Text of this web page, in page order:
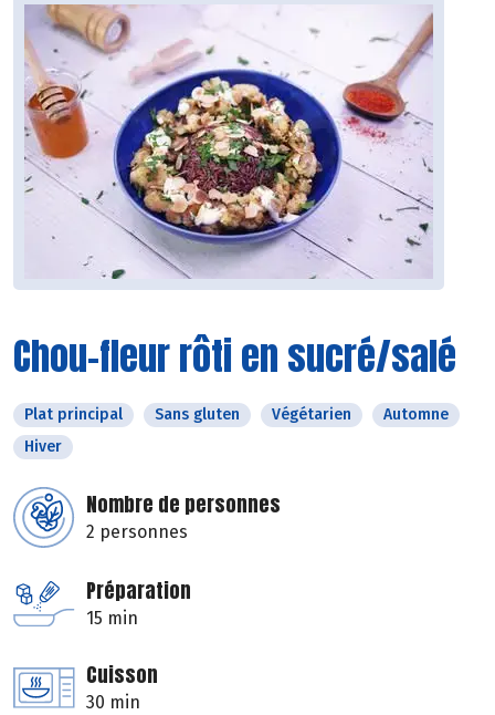
Chou-fleur rôti en sucré/salé
Plat principal Sans gluten Végétarien
Automne
Hiver
Nombre de personnes
2 personnes
Préparation
15 min
Cuisson
30 min